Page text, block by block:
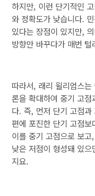
하지만, 이런 단기적인
와 정확도가 낮습니다.
있다는 장점이 있지만,
방향만 바꾸다가 매번
따라서, 래리 윌리엄스
론을 확대하여 중기 고
다. 즉, 먼저 단기 고점
편에 포진한 단기 고점
이를 중기 고점으로 보
낮은 저점이 형성돼 있
지요.